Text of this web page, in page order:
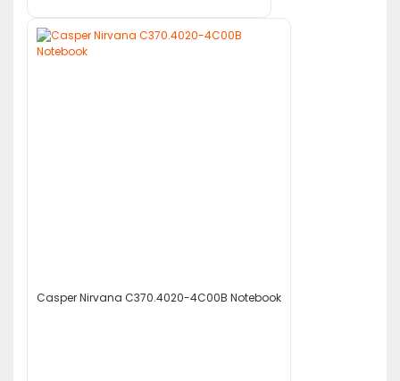
Casper Nirvana C370.4020-4C00B Notebook